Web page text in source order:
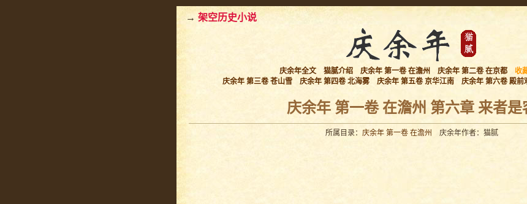
→ 架空历史小说
庆余年全文 猫腻介绍 庆余年 第一卷 在澹州 庆余年 第二卷 在京都
收
庆余年 第三卷 苍山雪
庆余年 第四卷 北海雾 庆余年 第五卷 京华江南 庆余年 第六卷 殿前
庆余年 第一卷 在澹州 第六章 来者是
所属目录： 庆余年 第一卷 在澹州 庆余年作者：猫腻